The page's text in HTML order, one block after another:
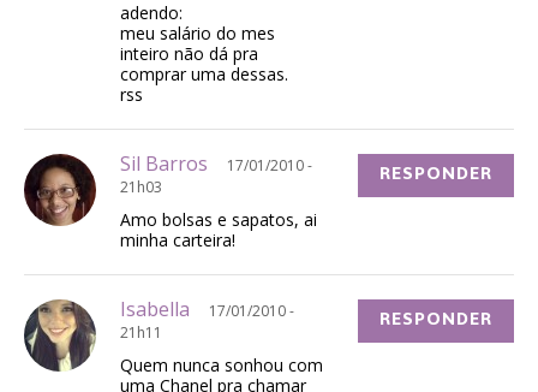
adendo:
meu salário do mes
inteiro não dá pra
comprar uma dessas.
rss
Sil Barros
17/01/2010 -
21h03
Amo bolsas e sapatos, ai
minha carteira!
RESPONDER
Isabella
17/01/2010 -
21h11
Quem nunca sonhou com
uma Chanel pra chamar
RESPONDER